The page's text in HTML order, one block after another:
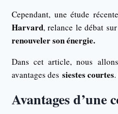
Cependant, une étude récente
Harvard, relance le débat
renouveler son énergie.
Dans cet article, nous
avantages des siestes courtes
Avantages d’une